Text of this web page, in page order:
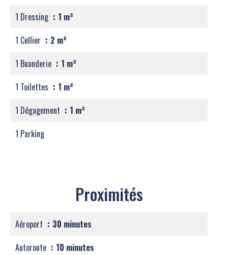
1 Dressing
1 m²
1 Cellier
2 m²
1 Buanderie
1 m²
1 Toilettes
1 m²
1 Dégagement
1 m²
1 Parking
Proximités
Aéroport
30 minutes
Autoroute
10 minutes